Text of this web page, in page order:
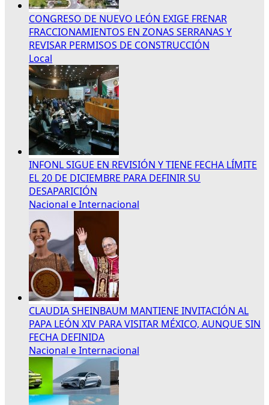
CONGRESO DE NUEVO LEÓN EXIGE FRENAR
FRACCIONAMIENTOS EN ZONAS SERRANAS Y
REVISAR PERMISOS DE CONSTRUCCIÓN
Local
INFONL SIGUE EN REVISIÓN Y TIENE FECHA LÍMITE
EL 20 DE DICIEMBRE PARA DEFINIR SU
DESAPARICIÓN
Nacional e Internacional
CLAUDIA SHEINBAUM MANTIENE INVITACIÓN AL
PAPA LEÓN XIV PARA VISITAR MÉXICO, AUNQUE SIN
FECHA DEFINIDA
Nacional e Internacional